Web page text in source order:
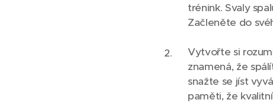
trénink. Svaly
Začleněte do
Vytvořte si
znamená, že
snažte se jíst
paměti, že